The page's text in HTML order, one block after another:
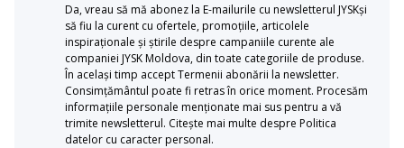
Da, vreau să mă abonez la E-mailurile cu newsletterul JYSKși
să fiu la curent cu ofertele, promoțiile, articolele
inspiraționale și știrile despre campaniile curente ale
companiei JYSK Moldova, din toate categoriile de produse.
În același timp accept Termenii abonării la newsletter.
Consimțământul poate fi retras în orice moment. Procesăm
informațiile personale menționate mai sus pentru a vă
trimite newsletterul. Citește mai multe despre Politica
datelor cu caracter personal.